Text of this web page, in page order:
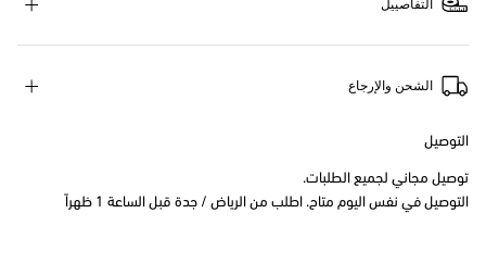
التفاصييل
الشحن والإرجاع
التوصيل
توصيل مجاني لجميع الطلبات.
التوصيل في نفس اليوم متاح. اطلب من الرياض / جدة قبل الساعة 1 ظهراً